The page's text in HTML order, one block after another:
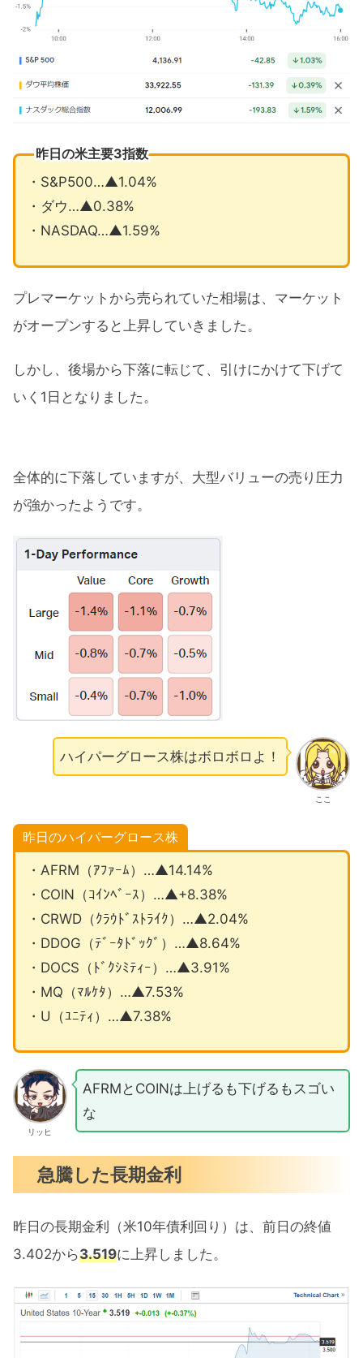
昨日の米主要3指数
・S&P500…▲1.04%
・ダウ…▲0.38%
・NASDAQ…▲1.59%
プレマーケットから売られていた相場は、マーケット
がオープンすると上昇していきました。
しかし、後場から下落に転じて、引けにかけて下げて
いく1日となりました。
全体的に下落していますが、大型バリューの売り圧力
が強かったようです。
ここ
ハイパーグロース株はボロボロよ！
昨日のハイパーグロース株
・AFRM（ｱﾌｧｰﾑ）…▲14.14%
・COIN（ｺｲﾝﾍﾞｰｽ）…▲+8.38%
・CRWD（ｸﾗｳﾄﾞｽﾄﾗｲｸ）…▲2.04%
・DDOG（ﾃﾞｰﾀﾄﾞｯｸﾞ）…▲8.64%
・DOCS（ﾄﾞｸｼﾐﾃｨｰ）…▲3.91%
・MQ（ﾏﾙｹﾀ）…▲7.53%
・U（ﾕﾆﾃｨ）…▲7.38%
リッヒ
AFRMとCOINは上げるも下げるもスゴい
な
急騰した長期金利
昨日の長期金利（米10年債利回り）は、前日の終値
3.402から3.519に上昇しました。